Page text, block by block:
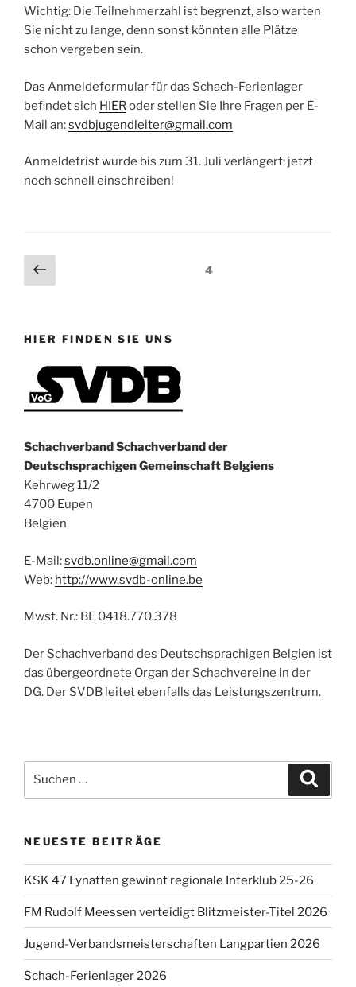
Wichtig: Die Teilnehmerzahl ist begrenzt, also warten
Sie nicht zu lange, denn sonst könnten alle Plätze
schon vergeben sein.
Das Anmeldeformular für das Schach-Ferienlager
befindet sich HIERoder stellen Sie Ihre Fragen per E-
Mail an:svdbjugendleiter@gmail.com
Anmeldefrist wurde bis zum 31. Juli verlängert: jetzt
noch schnell einschreiben!
Beitragsnavigation
Vorherige
Seite
Seite4
HIER FINDEN SIE UNS
Schachverband Schachverband der
Deutschsprachigen Gemeinschaft Belgiens
Kehrweg 11/2
4700 Eupen
Belgien
E-Mail:svdb.online@gmail.com
Web: http://www.svdb-online.be
Mwst. Nr.: BE 0418.770.378
Der Schachverband des Deutschsprachigen Belgien ist
das übergeordnete Organ der Schachvereine in der
DG. Der SVDB leitet ebenfalls das Leistungszentrum.
nach:
NEUESTE BEITRÄGE
KSK 47 Eynatten gewinnt regionale Interklub 25-26
FM Rudolf Meessen verteidigt Blitzmeister-Titel 2026
Jugend-Verbandsmeisterschaften Langpartien 2026
Schach-Ferienlager 2026